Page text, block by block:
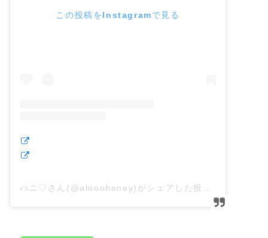
この投稿をInstagramで見る